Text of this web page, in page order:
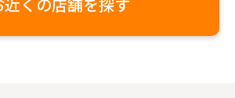
近くの店舗を探す